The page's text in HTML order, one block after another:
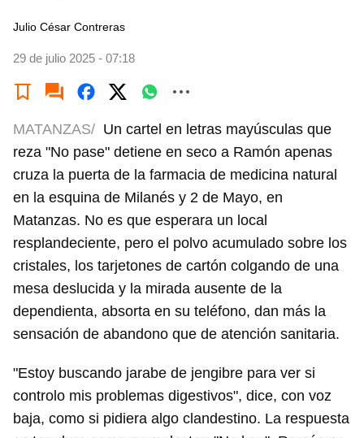
Julio César Contreras
29 de julio 2025 - 07:18
MATANZAS/ Un cartel en letras mayúsculas que
reza "No pase" detiene en seco a Ramón apenas
cruza la puerta de la farmacia de medicina natural
en la esquina de Milanés y 2 de Mayo, en
Matanzas. No es que esperara un local
resplandeciente, pero el polvo acumulado sobre los
cristales, los tarjetones de cartón colgando de una
mesa deslucida y la mirada ausente de la
dependienta, absorta en su teléfono, dan más la
sensación de abandono que de atención sanitaria.
"Estoy buscando jarabe de jengibre para ver si
controlo mis problemas digestivos", dice, con voz
baja, como si pidiera algo clandestino. La respuesta